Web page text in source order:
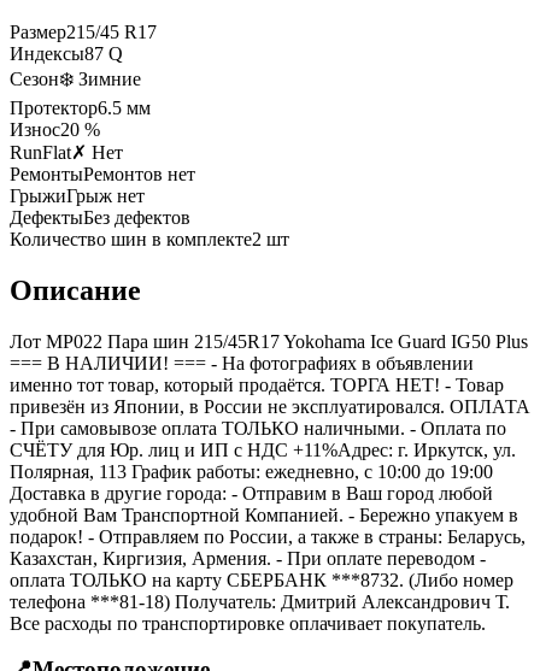
Размер215/45 R17
Индексы87 Q
Сезон❄️ Зимние
Протектор6.5 мм
Износ20 %
RunFlat✗ Нет
РемонтыРемонтов нет
ГрыжиГрыж нет
ДефектыБез дефектов
Количество шин в комплекте2 шт
Описание
Лот MP022 Пара шин 215/45R17 Yokohama Ice Guard IG50 Plus
=== B НАЛИЧИИ! === - На фотографиях в объявлении
именно тот товар, который продаётся. ТОРГА НЕТ! - Товар
привезён из Японии, в России не эксплуатировался. ОПЛАТА
- При самовывозе оплата ТОЛЬКО наличными. - Оплата по
СЧЁТУ для Юр. лиц и ИП с НДС +11%Адрес: г. Иркутск, ул.
Полярная, 113 График работы: ежедневно, с 10:00 до 19:00
Доставка в другие города: - Отправим в Ваш город любой
удобной Вам Транспортной Компанией. - Бережно упакуем в
подарок! - Отправляем по России, а также в страны: Беларусь,
Казахстан, Киргизия, Армения. - При оплате переводом -
оплата ТОЛЬКО на карту СБЕРБАНК ***8732. (Либо номер
телефона ***81-18) Получатель: Дмитрий Александрович Т.
Все расходы по транспортировке оплачивает покупатель.